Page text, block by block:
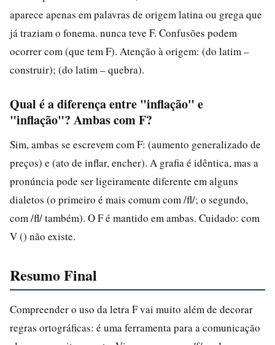
aparece apenas em palavras de origem latina ou grega que
já traziam o fonema. nunca teve F. Confusões podem
ocorrer com (que tem F). Atenção à origem: (do latim –
construir); (do latim – quebra).
Qual é a diferença entre "inflação" e
"inflação"? Ambas com F?
Sim, ambas se escrevem com F: (aumento generalizado de
preços) e (ato de inflar, encher). A grafia é idêntica, mas a
pronúncia pode ser ligeiramente diferente em alguns
dialetos (o primeiro é mais comum com /fl/; o segundo,
com /fl/ também). O F é mantido em ambas. Cuidado: com
V () não existe.
Resumo Final
Compreender o uso da letra F vai muito além de decorar
regras ortográficas: é uma ferramenta para a comunicação